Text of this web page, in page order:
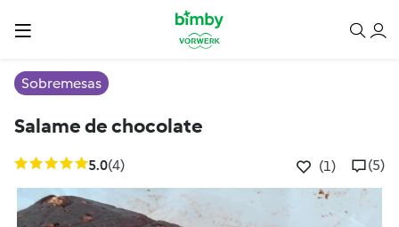
Sobremesas
Salame de chocolate
5.0(4) (1) (5)